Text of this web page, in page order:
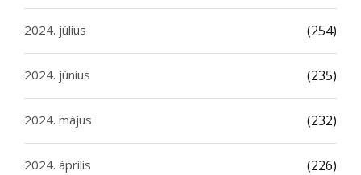
2024. július (254)
2024. június (235)
2024. május (232)
2024. április (226)